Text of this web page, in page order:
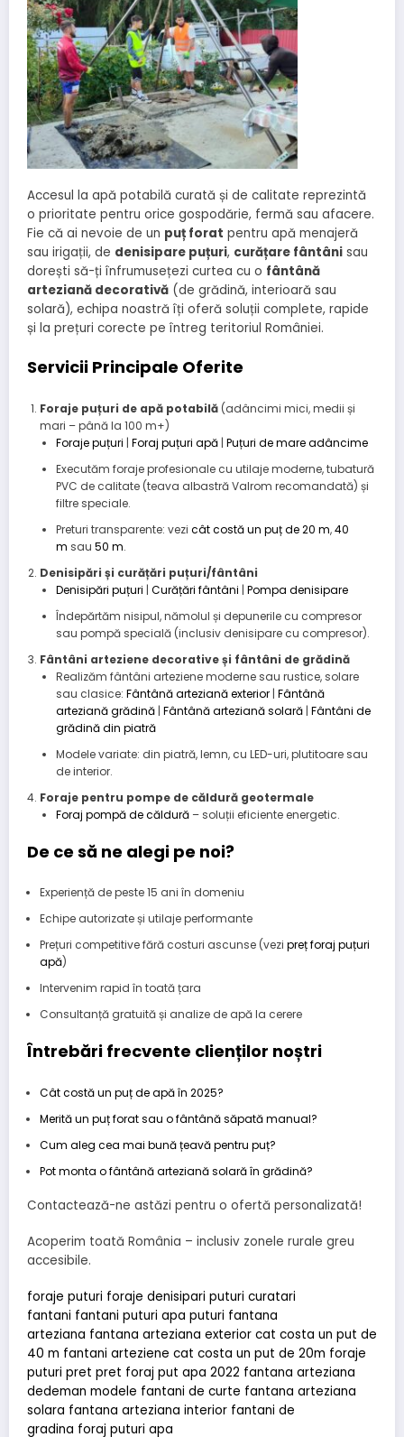
Accesul la apă potabilă curată și de calitate reprezintă
o prioritate pentru orice gospodărie, fermă sau afacere.
Fie că ai nevoie de un puț forat pentru apă menajeră
sau irigații, de denisipare puțuri, curățare fântâni sau
dorești să-ți înfrumusețezi curtea cu o fântână
arteziană decorativă (de grădină, interioară sau
solară), echipa noastră îți oferă soluții complete, rapide
și la prețuri corecte pe întreg teritoriul României.
Servicii Principale Oferite
Foraje puțuri de apă potabilă(adâncimi mici, medii și
mari – până la 100 m+)
Foraje puțuri | Foraj puțuri apă| Puțuri de mare adâncime
Executăm foraje profesionale cu utilaje moderne, tubatură
PVC de calitate (teava albastră Valrom recomandată) și
filtre speciale.
Preturi transparente: vezi cât costă un puț de 20 m,40
m sau 50 m.
Denisipări și curățări puțuri/fântâni
Denisipări puțuri | Curățări fântâni | Pompa denisipare
Îndepărtăm nisipul, nămolul și depunerile cu compresor
sau pompă specială (inclusiv denisipare cu compresor).
Fântâni arteziene decorative și fântâni de grădină
Realizăm fântâni arteziene moderne sau rustice, solare
sau clasice: Fântână arteziană exterior| Fântână
arteziană grădină| Fântână arteziană solară| Fântâni de
grădină din piatră
Modele variate: din piatră, lemn, cu LED-uri, plutitoare sau
de interior.
Foraje pentru pompe de căldură geotermale
Foraj pompă de căldură– soluții eficiente energetic.
De ce să ne alegi pe noi?
Experiență de peste 15 ani în domeniu
Echipe autorizate și utilaje performante
Prețuri competitive fără costuri ascunse (vezi preț foraj puțuri
apă)
Intervenim rapid în toată țara
Consultanță gratuită și analize de apă la cerere
Întrebări frecvente clienților noștri
Cât costă un puț de apă în 2025?
Merită un puț forat sau o fântână săpată manual?
Cum aleg cea mai bună țeavă pentru puț?
Pot monta o fântână arteziană solară în grădină?
Contactează-ne astăzi pentru o ofertă personalizată!
Acoperim toată România – inclusiv zonele rurale greu
accesibile.
foraje puturi foraje denisipari puturi curatari
fantani fantani puturi apa puturi fantana
arteziana fantana arteziana exterior cat costa un put de
40 m fantani arteziene cat costa un put de 20m foraje
puturi pret pret foraj put apa 2022 fantana arteziana
dedeman modele fantani de curte fantana arteziana
solara fantana arteziana interior fantani de
gradina foraj puturi apa